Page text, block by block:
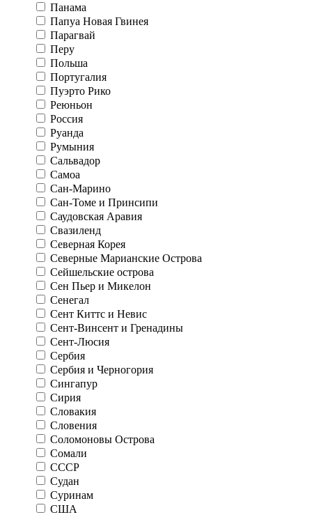
Панама
Папуа Новая Гвинея
Парагвай
Перу
Польша
Португалия
Пуэрто Рико
Реюньон
Россия
Руанда
Румыния
Сальвадор
Самоа
Сан-Марино
Сан-Томе и Принсипи
Саудовская Аравия
Свазиленд
Северная Корея
Северные Марианские Острова
Сейшельские острова
Сен Пьер и Микелон
Сенегал
Сент Киттс и Невис
Сент-Винсент и Гренадины
Сент-Люсия
Сербия
Сербия и Черногория
Сингапур
Сирия
Словакия
Словения
Соломоновы Острова
Сомали
СССР
Судан
Суринам
США